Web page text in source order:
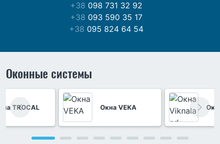
+38 098 731 32 92
+38 093 590 35 17
+38 095 824 64 54
Оконные системы
TROCAL Окна VEKA